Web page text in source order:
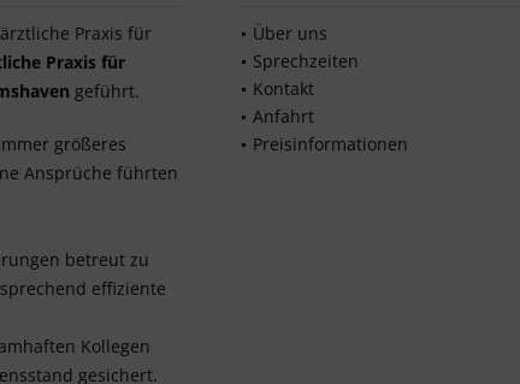
Praxis für
Praxis für
geführt.
größeres
Ansprüche führten
betreut zu
effiziente
Kollegen
gesichert.
Über uns
Sprechzeiten
Kontakt
Anfahrt
Preisinformationen